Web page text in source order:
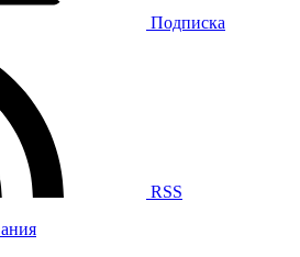
Подписка
RSS